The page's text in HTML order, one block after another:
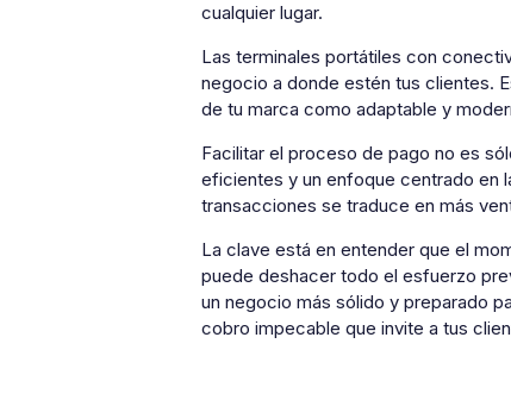
cualquier lugar.
Las terminales portátiles con
negocio a donde estén tus clientes.
de tu marca como adaptable y
Facilitar el proceso de pago no es
eficientes y un enfoque centrado en
transacciones se traduce en más
La clave está en entender que el
puede deshacer todo el esfuerzo
un negocio más sólido y preparado
cobro impecable que invite a tus